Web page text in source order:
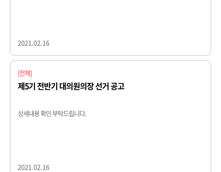
2021.02.16
[전체]
제5기 전반기 대의원의장 선거 공고
상세내용 확인 부탁드립니다.​
2021.02.16